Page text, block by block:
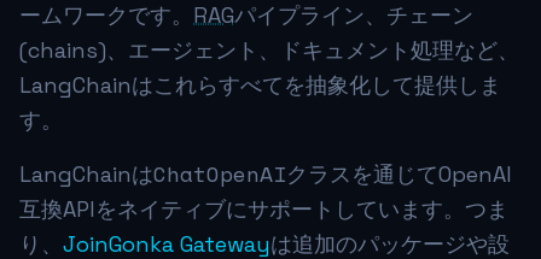
ームワークです。 RAGパイプライン、チェーン
(chains)、エージェント、ドキュメント処理など、
LangChainはこれらすべてを抽象化して提供しま
す。
LangChainはChatOpenAIクラスを通じてOpenAI
互換APIをネイティブにサポートしています。つま
り、 JoinGonka Gatewayは追加のパッケージや設